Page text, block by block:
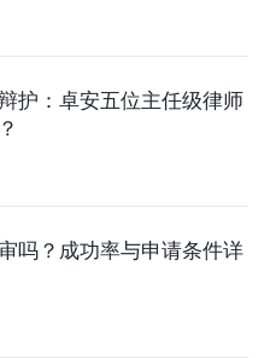
护：卓安五位主任级律师
吗？成功率与申请条件详